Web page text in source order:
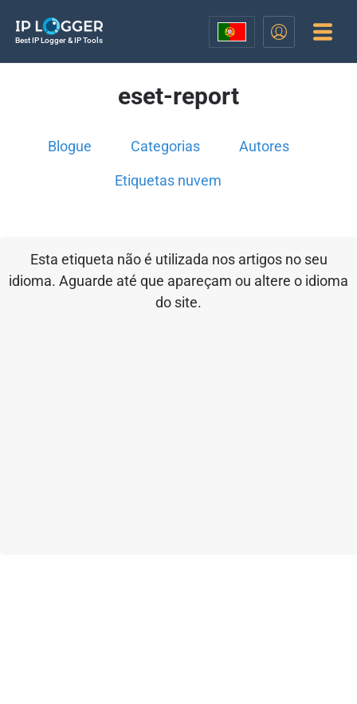
Best IP Logger & IP Tools
eset-report
Blogue Categorias Autores
Etiquetas nuvem